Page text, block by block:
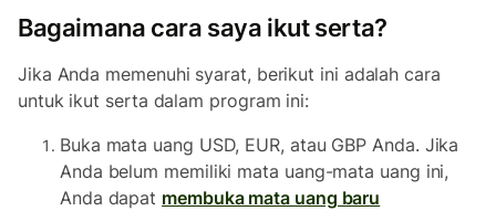
Bagaimana cara saya ikut serta?
Jika Anda memenuhi syarat, berikut ini adalah cara
untuk ikut serta dalam program ini:
Buka mata uang USD, EUR, atau GBP Anda. Jika
Anda belum memiliki mata uang-mata uang ini,
Anda dapat membuka mata uang baru